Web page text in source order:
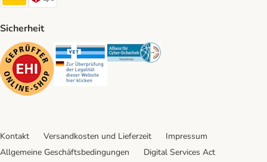
Sicherheit
Security Security Security
Kontakt Versandkosten und Lieferzeit
Impressum
Allgemeine Geschäftsbedingungen
Digital Services Act